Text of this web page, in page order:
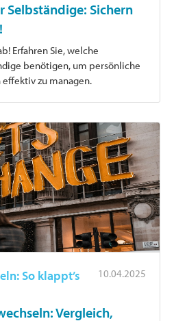
Selbständige: Sichern
Erfahren Sie, welche
benötigen, um persönliche
zu managen.
10.04.2025
So klappt’s
Vergleich,